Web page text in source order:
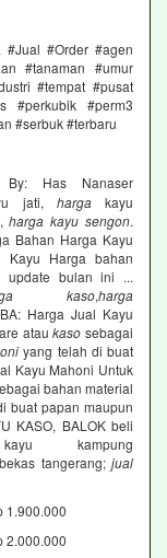
#Order #agen
#tanaman #umur
#tempat #pusat
#perkubik #perm3
#serbuk #terbaru
Has Nanaser
jati, hargakayu
,harga kayu sengon.
Bahan Harga Kayu
Harga bahan
bulan ini ...
kaso,harga
Harga Jual Kayu
ataukaso sebagai
yang telah di buat
Kayu Mahoni Untuk
bahan material
buat papan maupun
KASO, BALOK beli
kampung
tangerang; jual
1.900.000
2.000.000